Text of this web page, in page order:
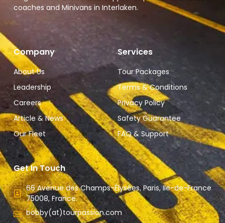
coaches and Minivans in Interlaken.
Company
About Us
Leadership
Careers
Article & News
Our Fleet
Services
Tour Packages
Terms & Conditions
Privacy Policy
Safety Guarantee
FAQ & Support
Get In Touch
66 Avenue des Champs-Élysées, Paris, Ile-de-France
75008, France.
bobby(at)tourpassion.com